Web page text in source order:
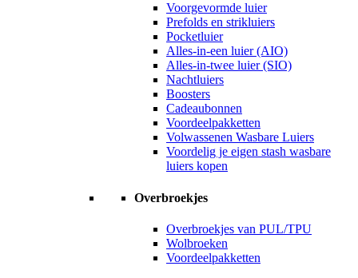
Voorgevormde luier
Prefolds en strikluiers
Pocketluier
Alles-in-een luier (AIO)
Alles-in-twee luier (SIO)
Nachtluiers
Boosters
Cadeaubonnen
Voordeelpakketten
Volwassenen Wasbare Luiers
Voordelig je eigen stash wasbare
luiers kopen
Overbroekjes
Overbroekjes van PUL/TPU
Wolbroeken
Voordeelpakketten